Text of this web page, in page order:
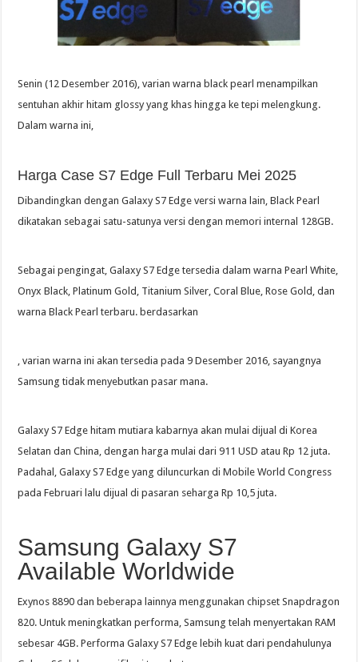
Senin (12 Desember 2016), varian warna black pearl menampilkan
sentuhan akhir hitam glossy yang khas hingga ke tepi melengkung.
Dalam warna ini,
Harga Case S7 Edge Full Terbaru Mei 2025
Dibandingkan dengan Galaxy S7 Edge versi warna lain, Black Pearl
dikatakan sebagai satu-satunya versi dengan memori internal 128GB.
Sebagai pengingat, Galaxy S7 Edge tersedia dalam warna Pearl White,
Onyx Black, Platinum Gold, Titanium Silver, Coral Blue, Rose Gold, dan
warna Black Pearl terbaru. berdasarkan
, varian warna ini akan tersedia pada 9 Desember 2016, sayangnya
Samsung tidak menyebutkan pasar mana.
Galaxy S7 Edge hitam mutiara kabarnya akan mulai dijual di Korea
Selatan dan China, dengan harga mulai dari 911 USD atau Rp 12 juta.
Padahal, Galaxy S7 Edge yang diluncurkan di Mobile World Congress
pada Februari lalu dijual di pasaran seharga Rp 10,5 juta.
Samsung Galaxy S7
Available Worldwide
Exynos 8890 dan beberapa lainnya menggunakan chipset Snapdragon
820. Untuk meningkatkan performa, Samsung telah menyertakan RAM
sebesar 4GB. Performa Galaxy S7 Edge lebih kuat dari pendahulunya